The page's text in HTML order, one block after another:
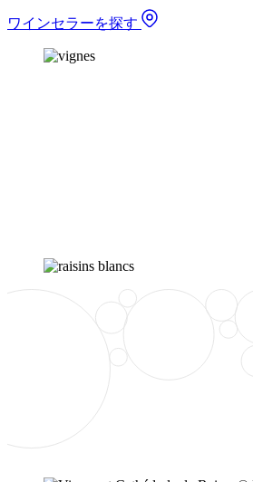
ワインセラーを探す